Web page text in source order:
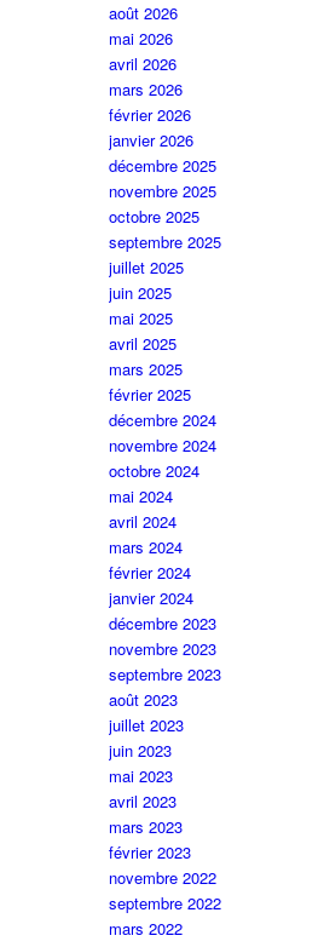
août 2026
mai 2026
avril 2026
mars 2026
février 2026
janvier 2026
décembre 2025
novembre 2025
octobre 2025
septembre 2025
juillet 2025
juin 2025
mai 2025
avril 2025
mars 2025
février 2025
décembre 2024
novembre 2024
octobre 2024
mai 2024
avril 2024
mars 2024
février 2024
janvier 2024
décembre 2023
novembre 2023
septembre 2023
août 2023
juillet 2023
juin 2023
mai 2023
avril 2023
mars 2023
février 2023
novembre 2022
septembre 2022
mars 2022